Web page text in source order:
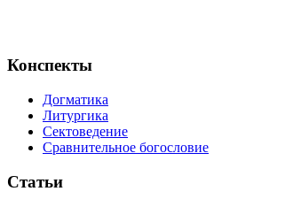
Конспекты
Догматика
Литургика
Сектоведение
Сравнительное богословие
Статьи